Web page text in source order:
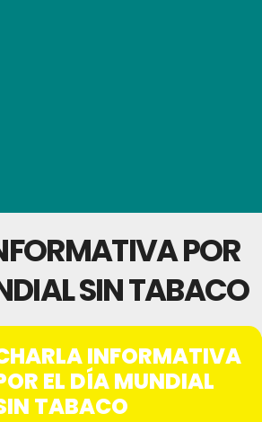
POR
SIN TABACO
INFORMATIVA
EL DÍA MUNDIAL
TABACO